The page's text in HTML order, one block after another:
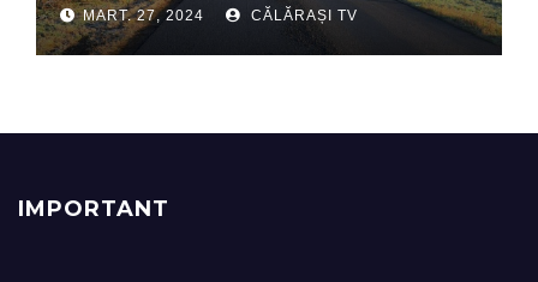
MART. 27, 2024 CĂLĂRAȘI TV
IMPORTANT